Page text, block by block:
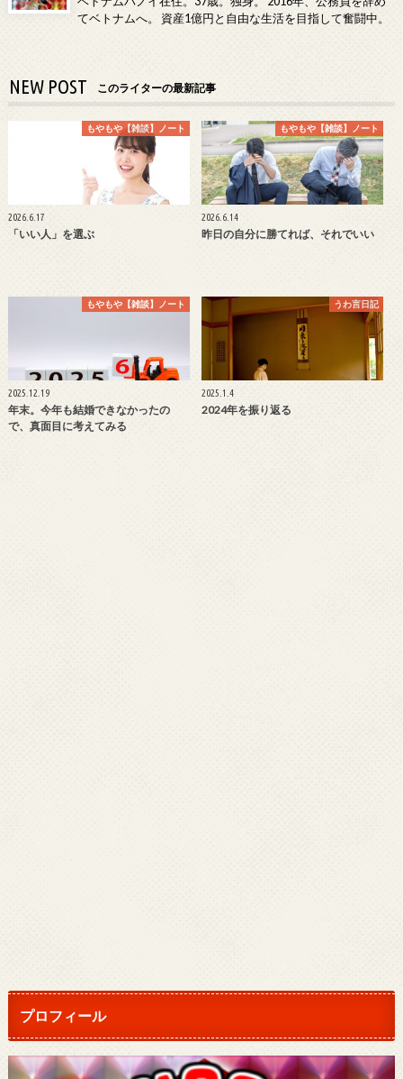
てベトナムへ。 資産1億円と自由な生活を目指して奮闘中。
NEW POST このライターの最新記事
もやもや【雑談】ノート
2026.6.17
「いい人」を選ぶ
もやもや【雑談】ノート
2026.6.14
昨日の自分に勝てれば、それでいい
もやもや【雑談】ノート
2025.12.19
年末。今年も結婚できなかったの
で、真面目に考えてみる
うわ言日記
2025.1.4
2024年を振り返る
プロフィール